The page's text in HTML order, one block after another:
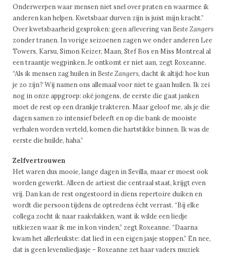
Onderwerpen waar mensen niet snel over praten en waarmee ik
anderen kan helpen. Kwetsbaar durven zijn is juist mijn kracht.”
Over kwetsbaarheid gesproken: geen aflevering van Beste Zangers
zonder tranen. In vorige seizoenen zagen we onder anderen Lee
Towers, Karsu, Simon Keizer, Maan, Stef Bos en Miss Montreal al
een traantje wegpinken. Je ontkomt er niet aan, zegt Roxeanne.
“Als ik mensen zag huilen in Beste Zangers, dacht ik altijd: hoe kun
je zo zijn? Wij namen ons allemaal voor niet te gaan huilen. Ik zei
nog in onze appgroep: oké jongens, de eerste die gaat janken
moet de rest op een drankje trakteren. Maar geloof me, als je die
dagen samen zo intensief beleeft en op die bank de mooiste
verhalen worden verteld, komen die hartstikke binnen. Ik was de
eerste die huilde, haha.”
Zelfvertrouwen
Het waren dus mooie, lange dagen in Sevilla, maar er moest ook
worden gewerkt. Alleen de artiest die centraal staat, krijgt even
vrij. Dan kan de rest ongestoord in diens repertoire duiken en
wordt die persoon tijdens de optredens écht verrast. “Bij elke
collega zocht ik naar raakvlakken, want ik wilde een liedje
uitkiezen waar ik me in kon vinden,” zegt Roxeanne. “Daarna
kwam het allerleukste: dat lied in een eigen jasje stoppen.” En nee,
dat is geen levensliedjasje – Roxeanne zet haar vaders muziek